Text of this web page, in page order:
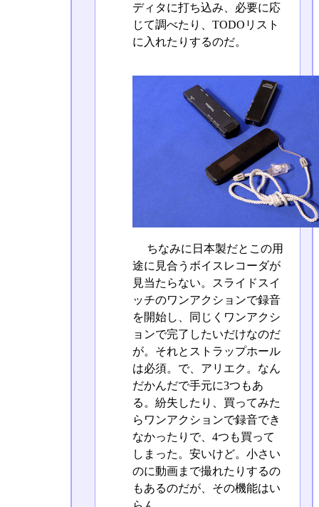
ディタに打ち込み、必要に応
じて調べたり、TODOリスト
に入れたりするのだ。
ちなみに日本製だとこの用
途に見合うボイスレコーダが
見当たらない。スライドスイ
ッチのワンアクションで録音
を開始し、同じくワンアクシ
ョンで完了したいだけなのだ
が。それとストラップホール
は必須。で、アリエク。なん
だかんだで手元に3つもあ
る。紛失したり、買ってみた
らワンアクションで録音でき
なかったりで、4つも買って
しまった。安いけど。小さい
のに動画まで撮れたりするの
もあるのだが、その機能はい